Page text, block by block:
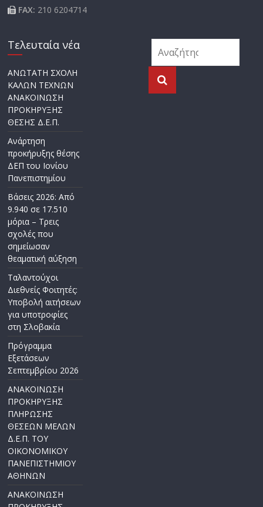
FAX: 210 6204714
Τελευταία νέα
ΑΝΩΤΑΤΗ ΣΧΟΛΗ
ΚΑΛΩΝ ΤΕΧΝΩΝ
ΑΝΑΚΟΙΝΩΣΗ
ΠΡΟΚΗΡΥΞΗΣ
ΘΕΣΗΣ Δ.Ε.Π.
Ανάρτηση
προκήρυξης θέσης
ΔΕΠ του Ιονίου
Πανεπιστημίου
Βάσεις 2026: Από
9.940 σε 17.510
μόρια – Τρεις
σχολές που
σημείωσαν
θεαματική αύξηση
Ταλαντούχοι
Διεθνείς Φοιτητές:
Υποβολή αιτήσεων
για υποτροφίες
στη Σλοβακία
Πρόγραμμα
Εξετάσεων
Σεπτεμβρίου 2026
ΑΝΑΚΟΙΝΩΣΗ
ΠΡΟΚΗΡΥΞΗΣ
ΠΛΗΡΩΣΗΣ
ΘΕΣΕΩΝ ΜΕΛΩΝ
Δ.Ε.Π. ΤΟΥ
ΟΙΚΟΝΟΜΙΚΟΥ
ΠΑΝΕΠΙΣΤΗΜΙΟΥ
ΑΘΗΝΩΝ
ΑΝΑΚΟΙΝΩΣΗ